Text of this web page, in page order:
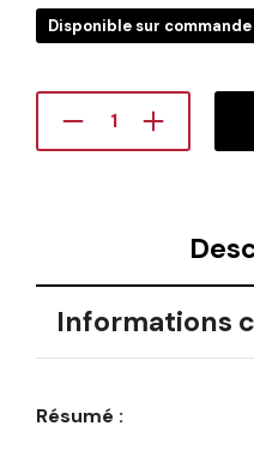
Disponible sur commande
Informations
Résumé :